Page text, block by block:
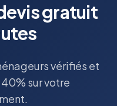
gratuit
vérifiés et
sur votre